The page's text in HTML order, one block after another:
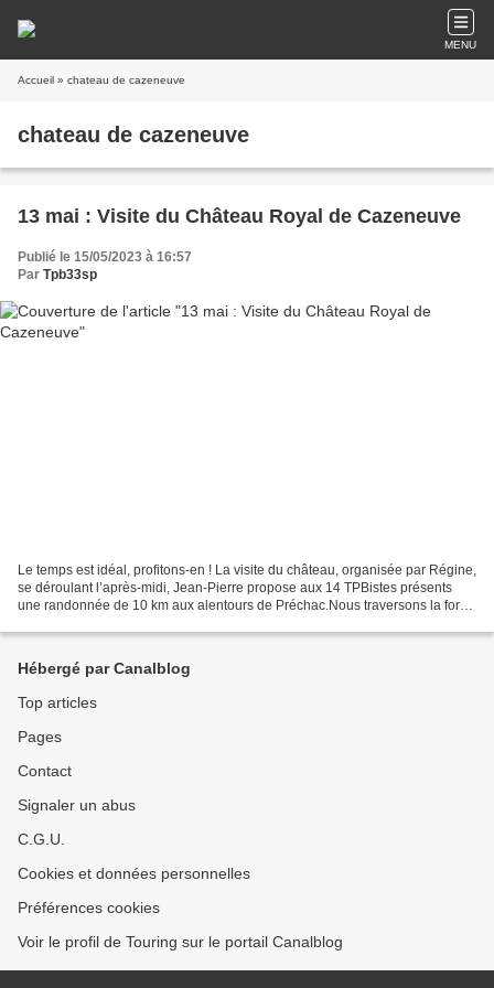
MENU
Accueil » chateau de cazeneuve
chateau de cazeneuve
13 mai : Visite du Château Royal de Cazeneuve
Publié le 15/05/2023 à 16:57
Par Tpb33sp
Le temps est idéal, profitons-en ! La visite du château, organisée par Régine,
se déroulant l’après-midi, Jean-Pierre propose aux 14 TPBistes présents
une randonnée de 10 km aux alentours de Préchac.Nous traversons la forêt
Hébergé par Canalblog
Top articles
Pages
Contact
Signaler un abus
C.G.U.
Cookies et données personnelles
Préférences cookies
Voir le profil de Touring sur le portail Canalblog